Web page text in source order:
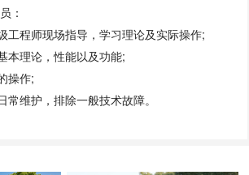
：
程师现场指导，学习理论及实际操作;
理论，性能以及功能;
作;
护，排除一般技术故障。